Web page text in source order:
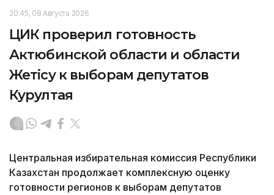
20:45, 08 Августа 2026
ЦИК проверил готовность
Актюбинской области и области
Жетісу к выборам депутатов
Курултая
Центральная избирательная комиссия Республики
Казахстан продолжает комплексную оценку
готовности регионов к выборам депутатов